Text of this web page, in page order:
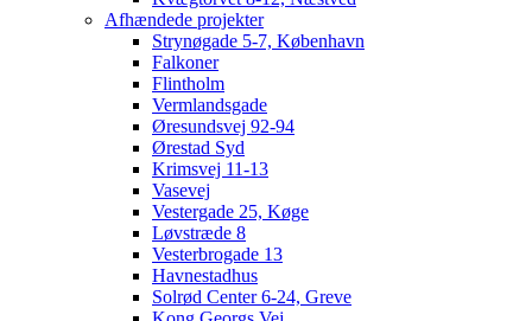
Afhændede projekter
Strynøgade 5-7, København
Falkoner
Flintholm
Vermlandsgade
Øresundsvej 92-94
Ørestad Syd
Krimsvej 11-13
Vasevej
Vestergade 25, Køge
Løvstræde 8
Vesterbrogade 13
Havnestadhus
Solrød Center 6-24, Greve